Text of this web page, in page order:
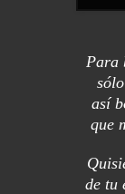
Para
así
que
de tu